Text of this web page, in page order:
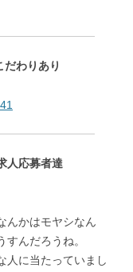
わりあり
人応募者達
んかはモヤシなん
んだろうね。
人に当たっていまし